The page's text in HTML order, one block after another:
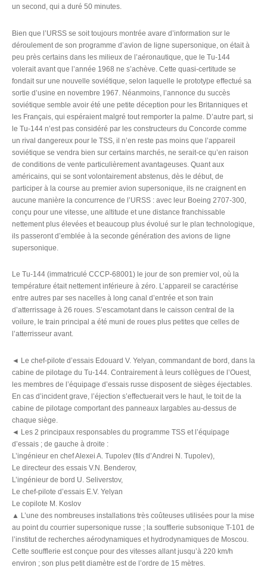
un second, qui a duré 50 minutes.
Bien que l’URSS se soit toujours montrée avare d’information sur le
déroulement de son programme d’avion de ligne supersonique, on était à
peu près certains dans les milieux de l’aéronautique, que le Tu-144
volerait avant que l’année 1968 ne s’achève. Cette quasi-certitude se
fondait sur une nouvelle soviétique, selon laquelle le prototype effectué sa
sortie d’usine en novembre 1967. Néanmoins, l’annonce du succès
soviétique semble avoir été une petite déception pour les Britanniques et
les Français, qui espéraient malgré tout remporter la palme. D’autre part, si
le Tu-144 n’est pas considéré par les constructeurs du Concorde comme
un rival dangereux pour le TSS, il n’en reste pas moins que l’appareil
soviétique se vendra bien sur certains marchés, ne serait-ce qu’en raison
de conditions de vente particulièrement avantageuses. Quant aux
américains, qui se sont volontairement abstenus, dès le début, de
participer à la course au premier avion supersonique, ils ne craignent en
aucune manière la concurrence de l’URSS : avec leur Boeing 2707-300,
conçu pour une vitesse, une altitude et une distance franchissable
nettement plus élevées et beaucoup plus évolué sur le plan technologique,
ils passeront d’emblée à la seconde génération des avions de ligne
supersonique.
Le Tu-144 (immatriculé CCCP-68001) le jour de son premier vol, où la
température était nettement inférieure à zéro. L’appareil se caractérise
entre autres par ses nacelles à long canal d’entrée et son train
d’atterrissage à 26 roues. S’escamotant dans le caisson central de la
voilure, le train principal a été muni de roues plus petites que celles de
l’atterrisseur avant.
◄ Le chef-pilote d’essais Edouard V. Yelyan, commandant de bord, dans la
cabine de pilotage du Tu-144. Contrairement à leurs collègues de l’Ouest,
les membres de l’équipage d’essais russe disposent de sièges éjectables.
En cas d’incident grave, l’éjection s’effectuerait vers le haut, le toit de la
cabine de pilotage comportant des panneaux largables au-dessus de
chaque siège.
◄ Les 2 principaux responsables du programme TSS et l’équipage
d’essais ; de gauche à droite :
L’ingénieur en chef Alexei A. Tupolev (fils d’Andrei N. Tupolev),
Le directeur des essais V.N. Benderov,
L’ingénieur de bord U. Seliverstov,
Le chef-pilote d’essais E.V. Yelyan
Le copilote M. Koslov
▲ L’une des nombreuses installations très coûteuses utilisées pour la mise
au point du courrier supersonique russe ; la soufflerie subsonique T-101 de
l’institut de recherches aérodynamiques et hydrodynamiques de Moscou.
Cette soufflerie est conçue pour des vitesses allant jusqu’à 220 km/h
environ ; son plus petit diamètre est de l’ordre de 15 mètres.